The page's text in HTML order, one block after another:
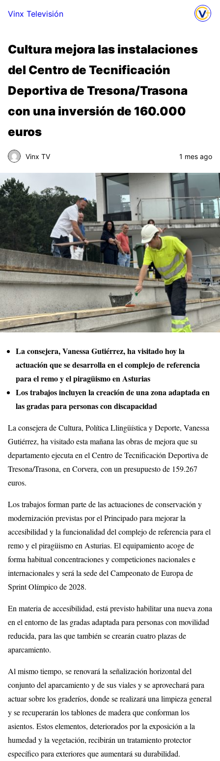
Vinx Televisión
Cultura mejora las instalaciones
del Centro de Tecnificación
Deportiva de Tresona/Trasona
con una inversión de 160.000
euros
Vinx TV 1 mes ago
La consejera, Vanessa Gutiérrez, ha visitado hoy la
actuación que se desarrolla en el complejo de referencia
para el remo y el piragüismo en Asturias
Los trabajos incluyen la creación de una zona adaptada en
las gradas para personas con discapacidad
La consejera de Cultura, Política Llingüística y Deporte, Vanessa
Gutiérrez, ha visitado esta mañana las obras de mejora que su
departamento ejecuta en el Centro de Tecnificación Deportiva de
Tresona/Trasona, en Corvera, con un presupuesto de 159.267
euros.
Los trabajos forman parte de las actuaciones de conservación y
modernización previstas por el Principado para mejorar la
accesibilidad y la funcionalidad del complejo de referencia para el
remo y el piragüismo en Asturias. El equipamiento acoge de
forma habitual concentraciones y competiciones nacionales e
internacionales y será la sede del Campeonato de Europa de
Sprint Olímpico de 2028.
En materia de accesibilidad, está previsto habilitar una nueva zona
en el entorno de las gradas adaptada para personas con movilidad
reducida, para las que también se crearán cuatro plazas de
aparcamiento.
Al mismo tiempo, se renovará la señalización horizontal del
conjunto del aparcamiento y de sus viales y se aprovechará para
actuar sobre los graderíos, donde se realizará una limpieza general
y se recuperarán los tablones de madera que conforman los
asientos. Estos elementos, deteriorados por la exposición a la
humedad y la vegetación, recibirán un tratamiento protector
específico para exteriores que aumentará su durabilidad.